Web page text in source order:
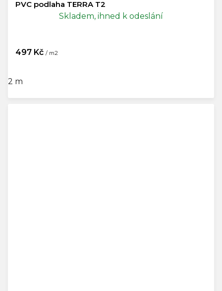
PVC podlaha TERRA T2
Skladem, ihned k odeslání
497 Kč / m2
2 m